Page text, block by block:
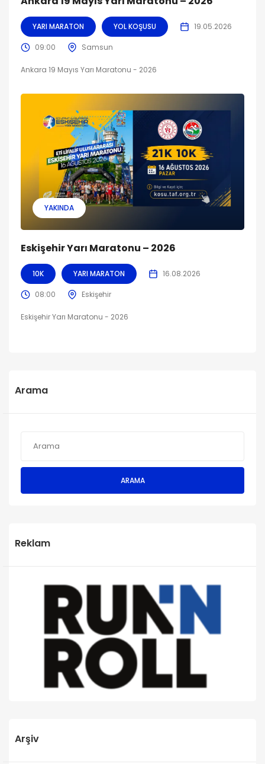
YARI MARATON YOL KOŞUSU 19.05.2026
09:00 Samsun
Ankara 19 Mayıs Yarı Maratonu - 2026
YAKINDA
Eskişehir Yarı Maratonu – 2026
10K YARI MARATON 16.08.2026
08:00 Eskişehir
Eskişehir Yarı Maratonu - 2026
Arama
ARAMA
Reklam
Arşiv